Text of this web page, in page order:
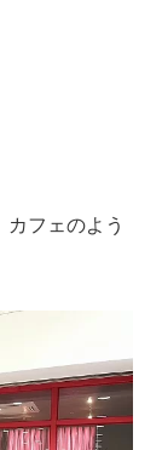
フェのよう